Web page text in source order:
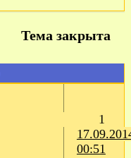
Тема закрыта
1
00:51